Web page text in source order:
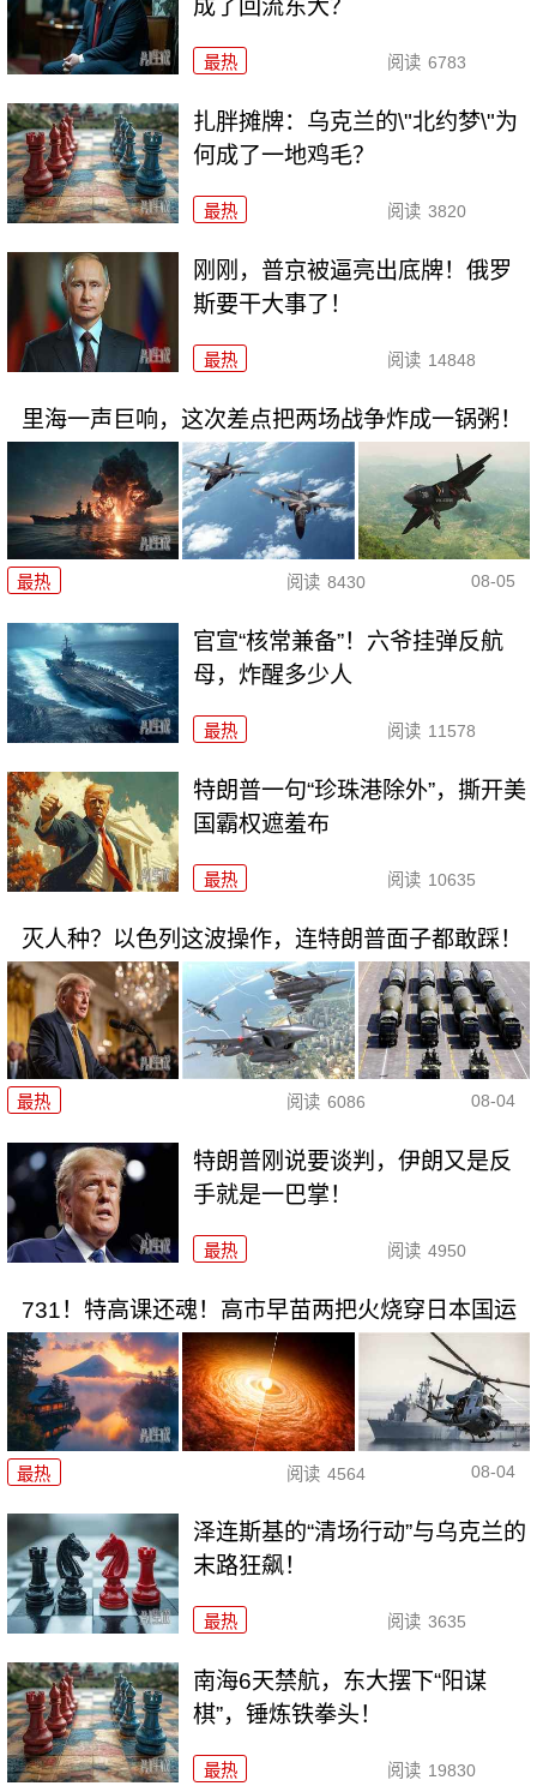
成了回流东大？
最热 阅读 6783
扎胖摊牌：乌克兰的\"北约梦\"为
何成了一地鸡毛？
最热 阅读 3820
刚刚，普京被逼亮出底牌！俄罗
斯要干大事了！
最热 阅读 14848
里海一声巨响，这次差点把两场战争炸成一锅粥！
最热 阅读 8430 08-05
官宣“核常兼备”！六爷挂弹反航
母，炸醒多少人
最热 阅读 11578
特朗普一句“珍珠港除外”，撕开美
国霸权遮羞布
最热 阅读 10635
灭人种？以色列这波操作，连特朗普面子都敢踩！
最热 阅读 6086 08-04
特朗普刚说要谈判，伊朗又是反
手就是一巴掌！
最热 阅读 4950
731！特高课还魂！高市早苗两把火烧穿日本国运
最热 阅读 4564 08-04
泽连斯基的“清场行动”与乌克兰的
末路狂飙！
最热 阅读 3635
南海6天禁航，东大摆下“阳谋
棋”，锤炼铁拳头！
最热 阅读 19830